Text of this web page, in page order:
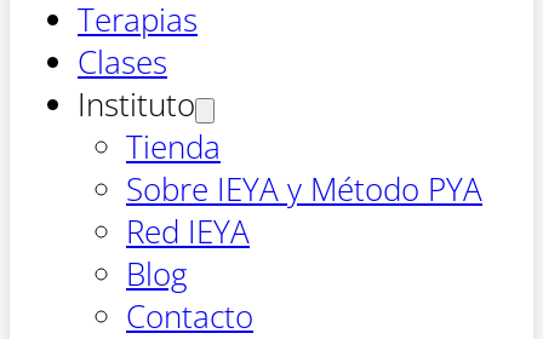
Terapias
Clases
Instituto
Tienda
Sobre IEYA y Método PYA
Red IEYA
Blog
Contacto